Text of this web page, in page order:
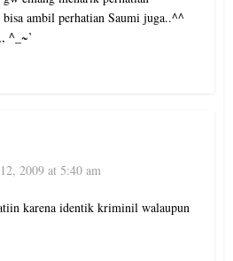
ambil perhatian Saumi juga..^^
^_~’
2009 at 5:40 am
karena identik kriminil walaupun